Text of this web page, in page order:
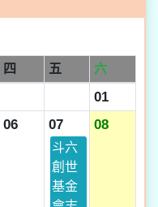
四 五 六
01
06 07
斗六
創世
基金
08